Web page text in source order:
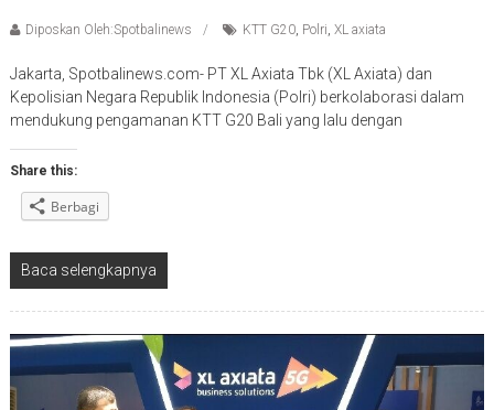
Diposkan Oleh:Spotbalinews KTT G20, Polri, XL axiata
Jakarta, Spotbalinews.com- PT XL Axiata Tbk (XL Axiata) dan
Kepolisian Negara Republik Indonesia (Polri) berkolaborasi dalam
mendukung pengamanan KTT G20 Bali yang lalu dengan
Share this:
Berbagi
Baca selengkapnya